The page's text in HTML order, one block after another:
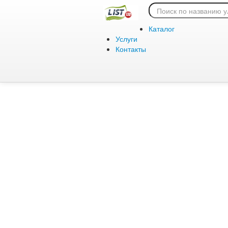
Каталог
Услуги
Контакты
Ошибка